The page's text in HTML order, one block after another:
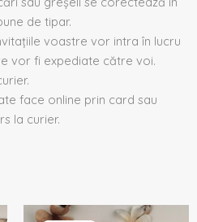
de tipar.
voastre vor intra în lucru
vor fi expediate către voi.
face online prin card sau
la curier.
Prețul
Prețul